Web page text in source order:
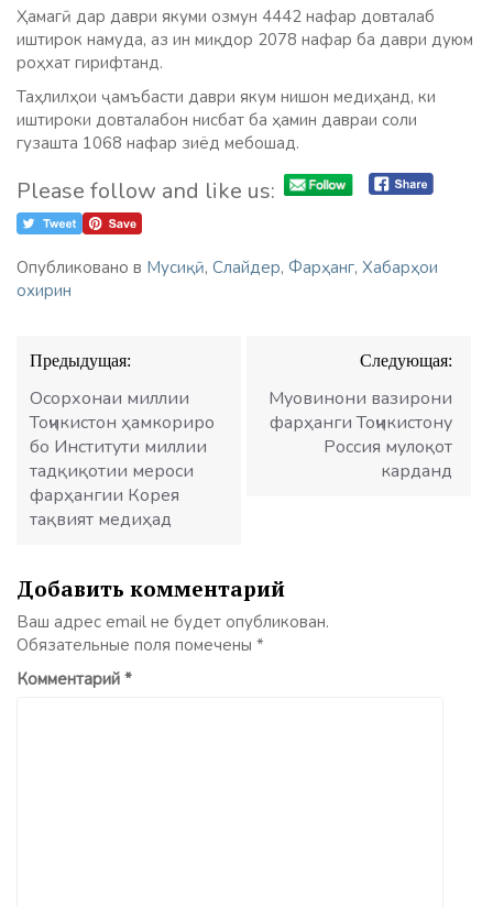
Ҳамагӣ дар даври якуми озмун 4442 нафар довталаб
иштирок намуда, аз ин миқдор 2078 нафар ба даври дуюм
роҳхат гирифтанд.
Таҳлилҳои ҷамъбасти даври якум нишон медиҳанд, ки
иштироки довталабон нисбат ба ҳамин давраи соли
гузашта 1068 нафар зиёд мебошад.
Please follow and like us:
Опубликовано в Мусиқӣ, Слайдер, Фарҳанг, Хабарҳои
охирин
Навигация
по
записям
Предыдущая:
Осорхонаи миллии
Тоҷикистон ҳамкориро
бо Институти миллии
тадқиқотии мероси
фарҳангии Корея
тақвият медиҳад
Следующая:
Муовинони вазирони
фарҳанги Тоҷикистону
Россия мулоқот
карданд
Добавить комментарий
Ваш адрес email не будет опубликован.
Обязательные поля помечены *
Комментарий *